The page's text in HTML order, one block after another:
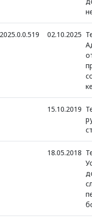
2025.0.0.519 02.10.2025
15.10.2019
18.05.2018